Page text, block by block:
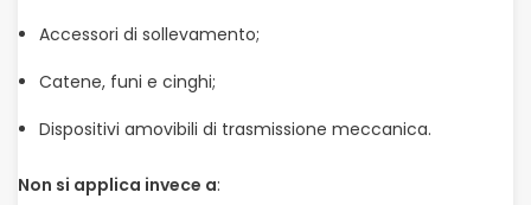
Accessori di sollevamento;
Catene, funi e cinghi;
Dispositivi amovibili di trasmissione meccanica.
Non si applica invece a: